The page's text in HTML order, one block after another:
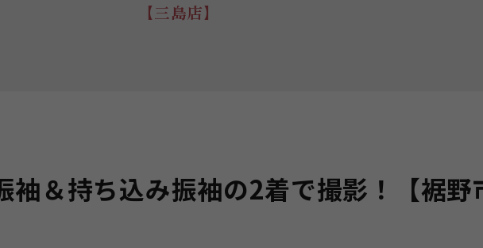
【三島店】
袖＆持ち込み振袖の2着で撮影！【裾野